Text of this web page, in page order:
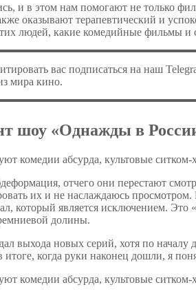
и в этом нам помогают не
оказывают терапевтический и
людей, какие комедийные фильмы и
вас подписаться на наш
мира кино.
шоу «Однажды в
отчего они перестают
их и не наслаждаюсь
который является исключением. Это
долины.
выхода новых серий, хотя по
когда руки наконец дошли, я